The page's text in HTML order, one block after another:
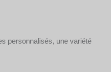
personnalisés, une variété